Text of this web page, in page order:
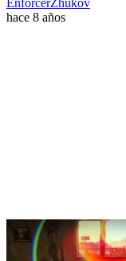
EnforcerZhukov
hace 8 años